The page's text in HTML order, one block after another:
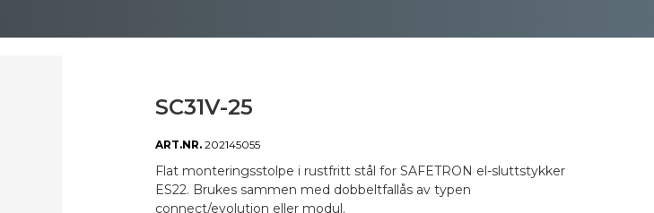
SC31V-25
ART.NR. 202145055
Flat monteringsstolpe i rustfritt stål for SAFETRON el-sluttstykker
ES22. Brukes sammen med dobbeltfallås av typen
connect/evolution eller modul.